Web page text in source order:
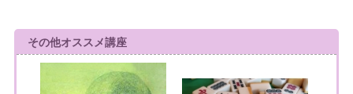
その他オススメ講座